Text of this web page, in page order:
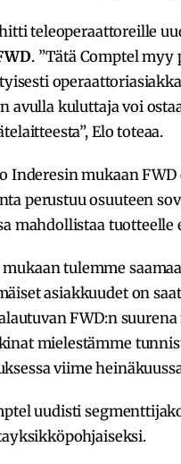
teleoperaattoreille
. ”Tätä Comptel myy
avulla kuluttaja voi
Elo toteaa.
Inderesin mukaan
perustuu osuuteen
mahdollistaa
mukaan tulemme
asiakkuudet on
FWD:n
mielestämme
viime
uudisti